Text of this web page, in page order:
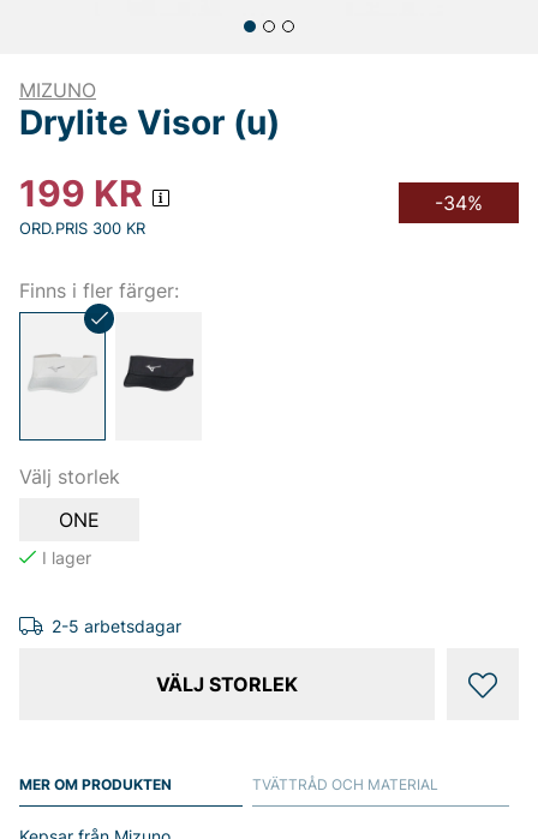
MIZUNO
Drylite Visor (u)
199 KR
ORD.PRIS 300 KR
-34%
Finns i fler färger:
Välj storlek
ONE
2-5 arbetsdagar
VÄLJ STORLEK
MER OM PRODUKTEN TVÄTTRÅD OCH MATERIAL